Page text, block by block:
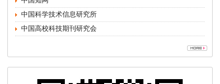
中国高校科技期刊研究会